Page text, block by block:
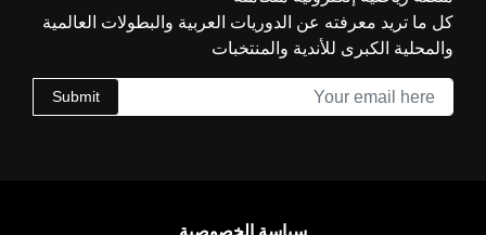
كل ما تريد معرفته عن الدوريات العربية والبطولات العالمية
والمحلية الكبرى للأندية والمنتخبات
Submit
سياسة الخصوصية